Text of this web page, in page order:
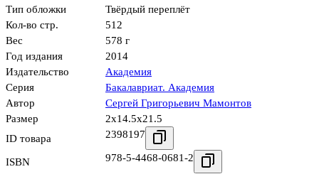
Тип обложки
Твёрдый переплёт
Кол-во стр.
512
Вес
578 г
Год издания
2014
Издательство
Академия
Серия
Бакалавриат. Академия
Автор
Сергей Григорьевич Мамонтов
Размер
2x14.5x21.5
ID товара
2398197
ISBN 978-5-4468-0681-2